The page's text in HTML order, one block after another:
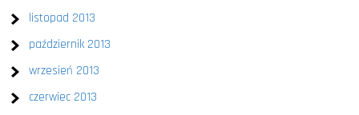
listopad 2013
październik 2013
wrzesień 2013
czerwiec 2013